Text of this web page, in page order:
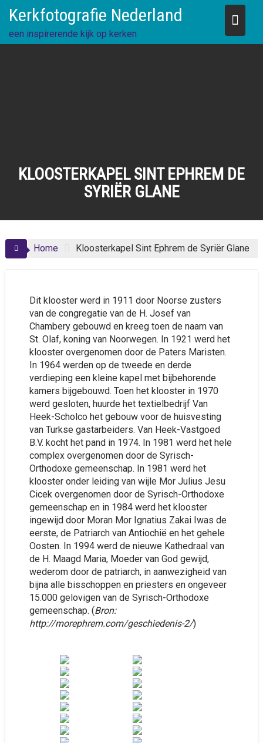
content
Kerkfotografie Nederland
een inspirerende kijk op kerken
KLOOSTERKAPEL SINT EPHREM DE
SYRIËR GLANE
Home Kloosterkapel Sint Ephrem de Syriër Glane
Dit klooster werd in 1911 door Noorse zusters
van de congregatie van de H. Josef van
Chambery gebouwd en kreeg toen de naam van
St. Olaf, koning van Noorwegen. In 1921 werd het
klooster overgenomen door de Paters Maristen.
In 1964 werden op de tweede en derde
verdieping een kleine kapel met bijbehorende
kamers bijgebouwd. Toen het klooster in 1970
werd gesloten, huurde het textielbedrijf Van
Heek-Scholco het gebouw voor de huisvesting
van Turkse gastarbeiders. Van Heek-Vastgoed
B.V. kocht het pand in 1974. In 1981 werd het hele
complex overgenomen door de Syrisch-
Orthodoxe gemeenschap. In 1981 werd het
klooster onder leiding van wijle Mor Julius Jesu
Cicek overgenomen door de Syrisch-Orthodoxe
gemeenschap en in 1984 werd het klooster
ingewijd door Moran Mor Ignatius Zakai Iwas de
eerste, de Patriarch van Antiochië en het gehele
Oosten. In 1994 werd de nieuwe Kathedraal van
de H. Maagd Maria, Moeder van God gewijd,
wederom door de patriarch, in aanwezigheid van
bijna alle bisschoppen en priesters en ongeveer
15.000 gelovigen van de Syrisch-Orthodoxe
gemeenschap. (Bron:
http://morephrem.com/geschiedenis-2/)